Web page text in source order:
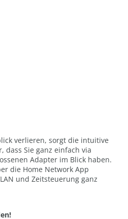
verlieren, sorgt die intuitive
dass Sie ganz einfach via
Adapter im Blick haben.
die Home Network App
und Zeitsteuerung ganz